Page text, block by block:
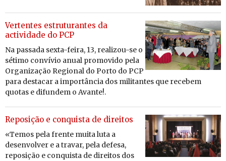
Vertentes estruturantes da
actividade do PCP
Na pas­sada sexta-feira, 13, re­a­lizou-se o
sé­timo con­vívio anual pro­mo­vido pela
Or­ga­ni­zação Re­gi­onal do Porto do PCP
para des­tacar a im­por­tância dos mi­li­tantes que re­cebem
quotas e di­fundem o Avante!.
Reposição e conquista de direitos
«Temos pela frente muita luta a
de­sen­volver e a travar, pela de­fesa,
re­po­sição e con­quista de di­reitos dos